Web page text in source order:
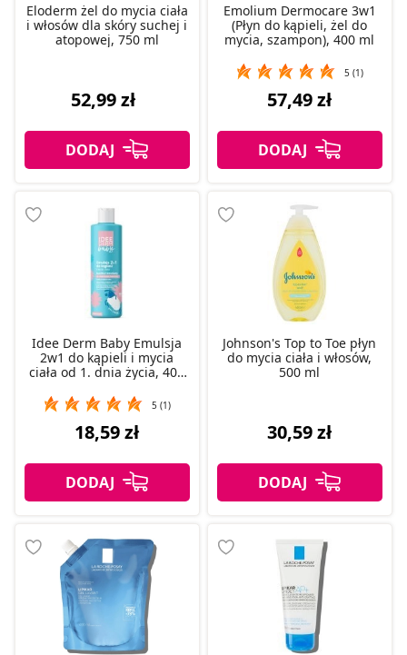
Eloderm żel do mycia ciała
i włosów dla skóry suchej i
atopowej, 750 ml
52,99 zł
Emolium Dermocare 3w1
(Płyn do kąpieli, żel do
mycia, szampon), 400 ml
5 (1)
57,49 zł
Idee Derm Baby Emulsja
2w1 do kąpieli i mycia
ciała od 1. dnia życia, 400
5 (1)
18,59 zł
Johnson's Top to Toe płyn
do mycia ciała i włosów,
500 ml
30,59 zł